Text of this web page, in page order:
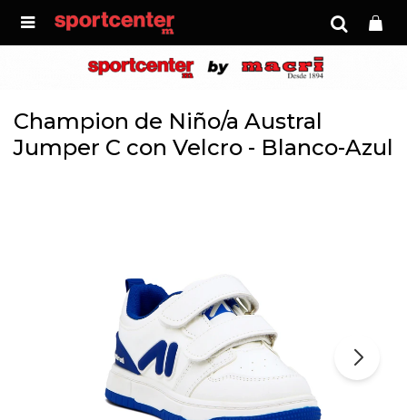

Champion de Niño/a Austral
Jumper C con Velcro - Blanco-Azul